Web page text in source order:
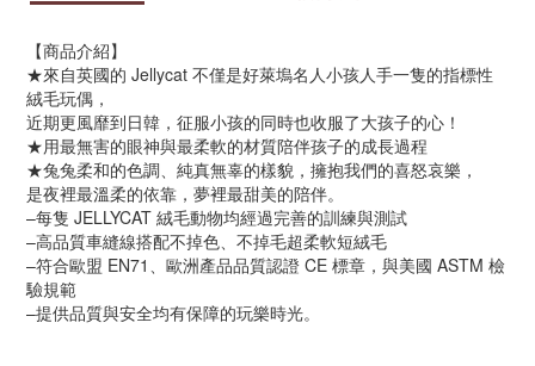
【商品介紹】
★來自英國的 Jellycat 不僅是好萊塢名人小孩人手一隻的指標性
絨毛玩偶，
近期更風靡到日韓，征服小孩的同時也收服了大孩子的心！
★用最無害的眼神與最柔軟的材質陪伴孩子的成長過程
★兔兔柔和的色調、純真無辜的樣貌，擁抱我們的喜怒哀樂，
是夜裡最溫柔的依靠，夢裡最甜美的陪伴。
–每隻 JELLYCAT 絨毛動物均經過完善的訓練與測試
–高品質車縫線搭配不掉色、不掉毛超柔軟短絨毛
–符合歐盟 EN71、歐洲產品品質認證 CE 標章，與美國 ASTM 檢
驗規範
–提供品質與安全均有保障的玩樂時光。